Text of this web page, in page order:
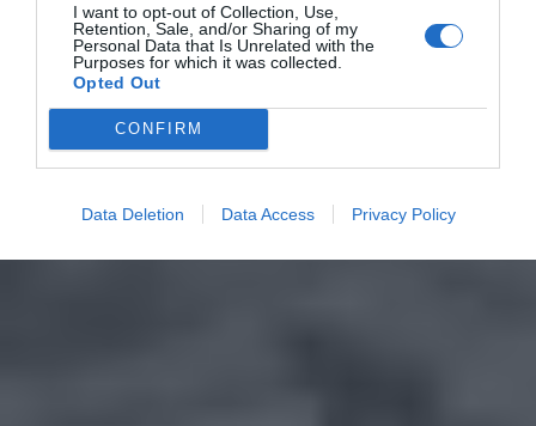
I want to opt-out of Collection, Use,
Retention, Sale, and/or Sharing of my
Personal Data that Is Unrelated with the
Purposes for which it was collected.
Opted Out
CONFIRM
Data Deletion Data Access Privacy Policy